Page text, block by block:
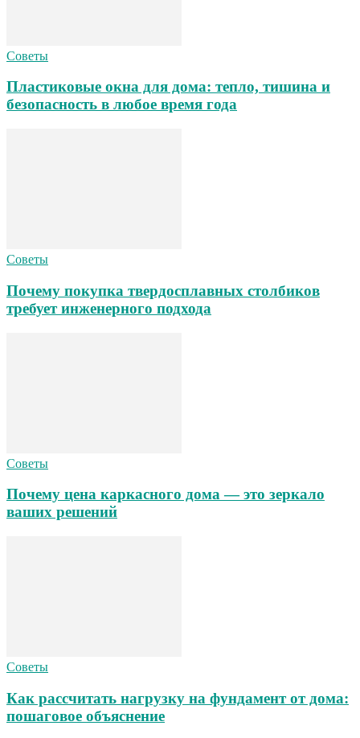
Советы
Пластиковые окна для дома: тепло, тишина и
безопасность в любое время года
Советы
Почему покупка твердосплавных столбиков
требует инженерного подхода
Советы
Почему цена каркасного дома — это зеркало
ваших решений
Советы
Как рассчитать нагрузку на фундамент от дома:
пошаговое объяснение